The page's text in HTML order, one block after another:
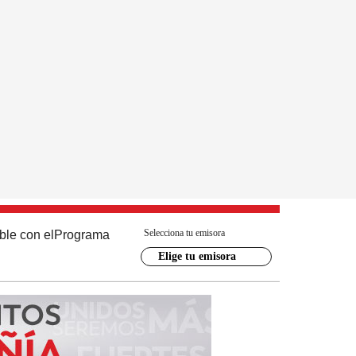
con el Programa Selecciona tu emisora
Elige tu emisora